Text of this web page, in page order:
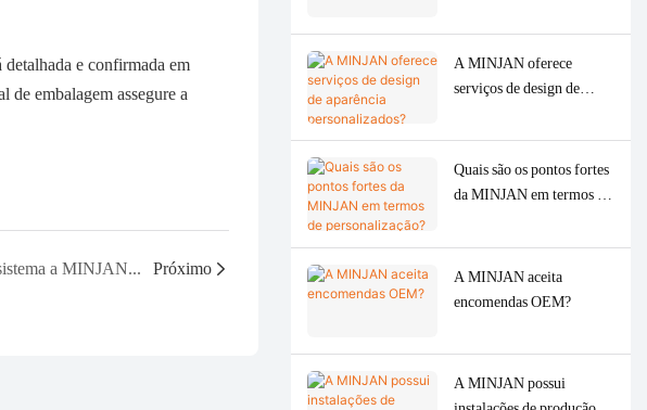
e confirmada em
embalagem assegure a
Quais certificações de produto ou sistema a MINJAN possui atualmente? Próximo
A MINJAN oferece
serviços de design de
Quais são os pontos fortes
da MINJAN em termos de
A MINJAN aceita
encomendas OEM?
A MINJAN possui